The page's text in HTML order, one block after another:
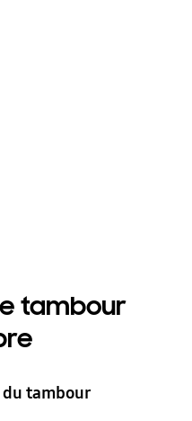
tambour
du tambour